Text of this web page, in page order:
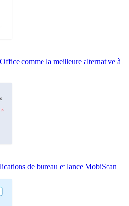
comme la meilleure alternative à
de bureau et lance MobiScan